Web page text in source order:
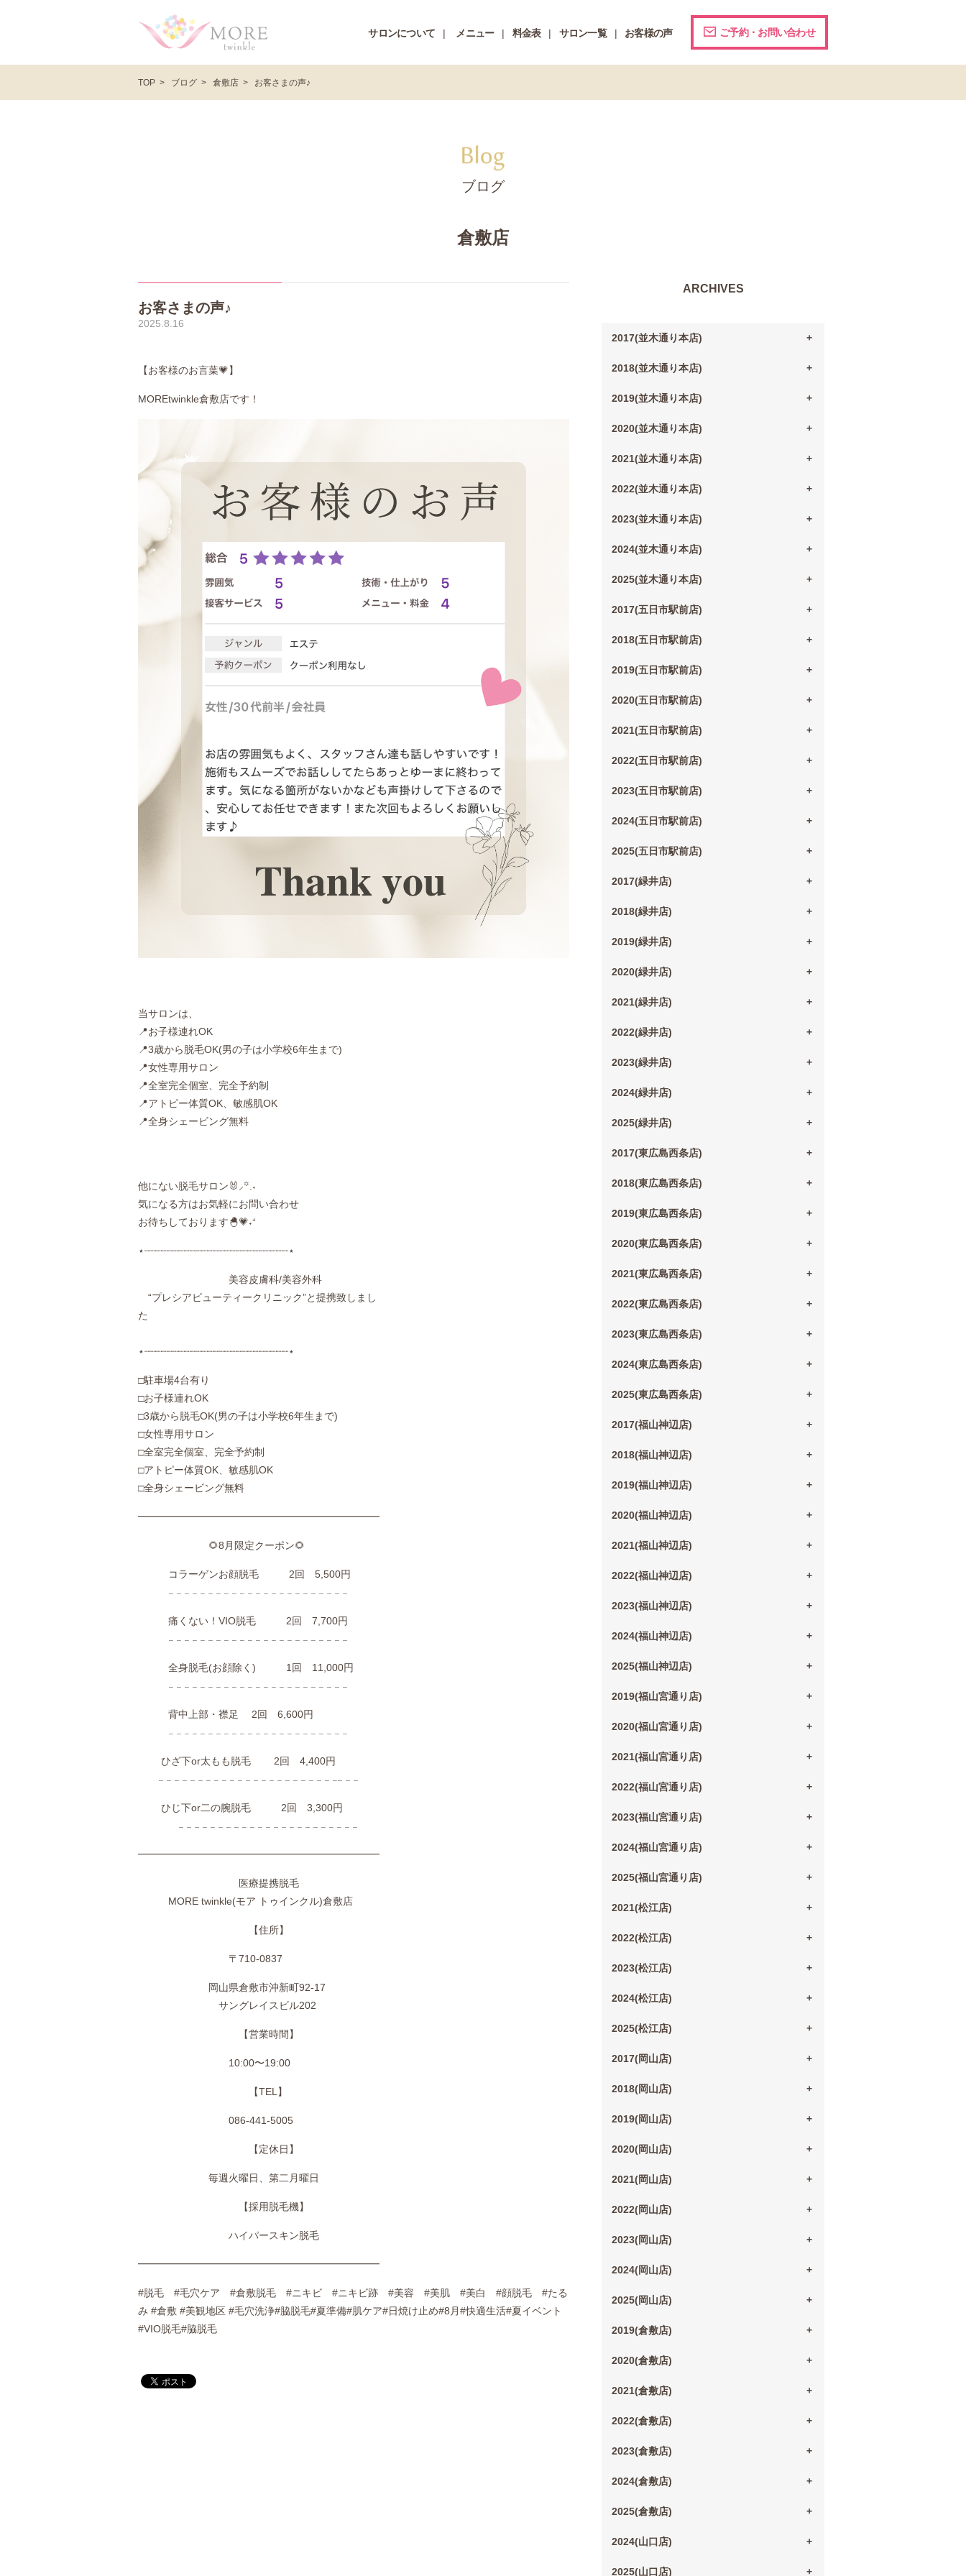
サロンについて メニュー 料金表 サロン一覧 お客様の声 ご予約・お問い合わせ
TOP ブログ 倉敷店 お客さまの声♪
ブログ
倉敷店
お客さまの声♪
2025.8.16
【お客様のお言葉💗】
MOREtwinkle倉敷店です！
当サロンは、
📍お子様連れOK
📍3歳から脱毛OK(男の子は小学校6年生まで)
📍女性専用サロン
📍全室完全個室、完全予約制
📍アトピー体質OK、敏感肌OK
📍全身シェービング無料
他にない脱毛サロン🐰⸝꙳.‎˖
気になる方はお気軽にお問い合わせ
お待ちしております🐣💗˖⁺
⋆┈┈┈┈┈┈┈┈┈┈┈┈┈┈┈┈┈┈┈┈┈┈┈┈┈⋆
美容皮膚科/美容外科
“プレシアビューティークリニック”と提携致しまし
た
⋆┈┈┈┈┈┈┈┈┈┈┈┈┈┈┈┈┈┈┈┈┈┈┈┈┈⋆
‪□駐車場4台有り
□お子様連れOK
□3歳から脱毛OK(男の子は小学校6年生まで)
□女性専用サロン
□全室完全個室、完全予約制
□アトピー体質OK、敏感肌OK
□全身シェービング無料
━━━━━━━━━━━━━━━━━━━━━━━━
🌻8月限定クーポン🌻
コラーゲンお顔脱毛 2回 5,500円
𓐄 𓐄 𓐄 𓐄 𓐄 𓐄 𓐄 𓐄 𓐄 𓐄 𓐄 𓐄 𓐄 𓐄 𓐄 𓐄 𓐄 𓐄 𓐄 𓐄 𓐄 𓐄 𓐄
痛くない！VIO脱毛 2回 7,700円
𓐄 𓐄 𓐄 𓐄 𓐄 𓐄 𓐄 𓐄 𓐄 𓐄 𓐄 𓐄 𓐄 𓐄 𓐄 𓐄 𓐄 𓐄 𓐄 𓐄 𓐄 𓐄 𓐄
全身脱毛(お顔除く) 1回 11,000円
𓐄 𓐄 𓐄 𓐄 𓐄 𓐄 𓐄 𓐄 𓐄 𓐄 𓐄 𓐄 𓐄 𓐄 𓐄 𓐄 𓐄 𓐄 𓐄 𓐄 𓐄 𓐄 𓐄
背中上部・襟足 2回 6,600円
𓐄 𓐄 𓐄 𓐄 𓐄 𓐄 𓐄 𓐄 𓐄 𓐄 𓐄 𓐄 𓐄 𓐄 𓐄 𓐄 𓐄 𓐄 𓐄 𓐄 𓐄 𓐄 𓐄
ひざ下or太もも脱毛 2回 4,400円
𓐄 𓐄 𓐄 𓐄 𓐄 𓐄 𓐄 𓐄 𓐄 𓐄 𓐄 𓐄 𓐄 𓐄 𓐄 𓐄 𓐄 𓐄 𓐄 𓐄 𓐄 𓐄 𓐄𓐄 𓐄 𓐄
ひじ下or二の腕脱毛 2回 3,300円
𓐄 𓐄 𓐄 𓐄 𓐄 𓐄 𓐄 𓐄 𓐄 𓐄 𓐄 𓐄 𓐄 𓐄 𓐄 𓐄 𓐄 𓐄 𓐄 𓐄 𓐄 𓐄 𓐄
━━━━━━━━━━━━━━━━━━━━━━━━
医療提携脱毛
MORE twinkle(モア トゥインクル)倉敷店
【住所】
〒710-0837
岡山県倉敷市沖新町92-17
サングレイスビル202
【営業時間】
10:00〜19:00
【TEL】
086-441-5005
【定休日】
毎週火曜日、第二月曜日
【採用脱毛機】
ハイパースキン脱毛
━━━━━━━━━━━━━━━━━━━━━━━━
#脱毛 #毛穴ケア #倉敷脱毛 #ニキビ #ニキビ跡 #美容 #美肌 #美白 #顔脱毛 #たる
み #倉敷 #美観地区 #毛穴洗浄#脇脱毛#夏準備#肌ケア#日焼け止め#8月#快適生活#夏イベント
#VIO脱毛#脇脱毛
ARCHIVES
2017(並木通り本店)
2018(並木通り本店)
2019(並木通り本店)
2020(並木通り本店)
2021(並木通り本店)
2022(並木通り本店)
2023(並木通り本店)
2024(並木通り本店)
2025(並木通り本店)
2017(五日市駅前店)
2018(五日市駅前店)
2019(五日市駅前店)
2020(五日市駅前店)
2021(五日市駅前店)
2022(五日市駅前店)
2023(五日市駅前店)
2024(五日市駅前店)
2025(五日市駅前店)
2017(緑井店)
2018(緑井店)
2019(緑井店)
2020(緑井店)
2021(緑井店)
2022(緑井店)
2023(緑井店)
2024(緑井店)
2025(緑井店)
2017(東広島西条店)
2018(東広島西条店)
2019(東広島西条店)
2020(東広島西条店)
2021(東広島西条店)
2022(東広島西条店)
2023(東広島西条店)
2024(東広島西条店)
2025(東広島西条店)
2017(福山神辺店)
2018(福山神辺店)
2019(福山神辺店)
2020(福山神辺店)
2021(福山神辺店)
2022(福山神辺店)
2023(福山神辺店)
2024(福山神辺店)
2025(福山神辺店)
2019(福山宮通り店)
2020(福山宮通り店)
2021(福山宮通り店)
2022(福山宮通り店)
2023(福山宮通り店)
2024(福山宮通り店)
2025(福山宮通り店)
2021(松江店)
2022(松江店)
2023(松江店)
2024(松江店)
2025(松江店)
2017(岡山店)
2018(岡山店)
2019(岡山店)
2020(岡山店)
2021(岡山店)
2022(岡山店)
2023(岡山店)
2024(岡山店)
2025(岡山店)
2019(倉敷店)
2020(倉敷店)
2021(倉敷店)
2022(倉敷店)
2023(倉敷店)
2024(倉敷店)
2025(倉敷店)
2024(山口店)
2025(山口店)